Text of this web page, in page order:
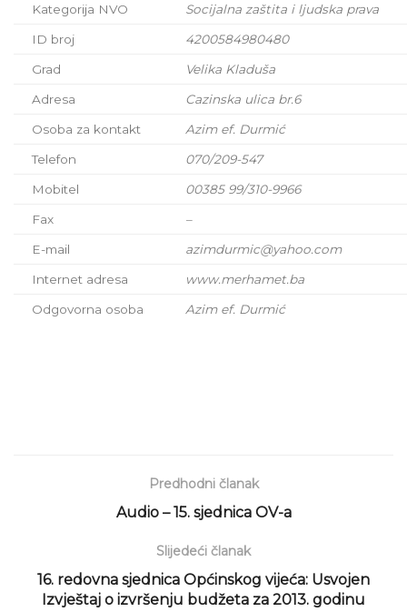
Kategorija NVO Socijalna zaštita i ljudska prava
ID broj 4200584980480
Grad Velika Kladuša
Adresa Cazinska ulica br.6
Osoba za kontakt Azim ef. Durmić
Telefon 070/209-547
Mobitel 00385 99/310-9966
Fax –
E-mail azimdurmic@yahoo.com
Internet adresa www.merhamet.ba
Odgovorna osoba Azim ef. Durmić
Predhodni članak
Audio – 15. sjednica OV-a
Slijedeći članak
16. redovna sjednica Općinskog vijeća: Usvojen
Izvještaj o izvršenju budžeta za 2013. godinu